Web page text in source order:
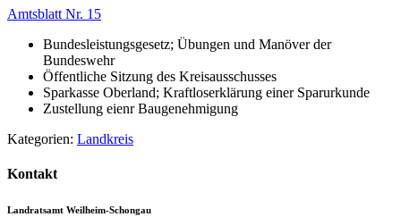
Amtsblatt Nr. 15
Bundesleistungsgesetz; Übungen und Manöver der
Bundeswehr
Öffentliche Sitzung des Kreisausschusses
Sparkasse Oberland; Kraftloserklärung einer Sparurkunde
Zustellung eienr Baugenehmigung
Kategorien: Landkreis
Kontakt
Landratsamt Weilheim-Schongau